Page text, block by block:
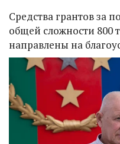
Средства грантов за
общей сложности 800
направлены на